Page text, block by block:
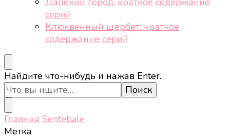
серий
Клюквенный щербет: краткое
содержание серий
Ищите
что-
то?
Найдите что-нибудь и нажав Enter.
Главная Sentebale
Метка